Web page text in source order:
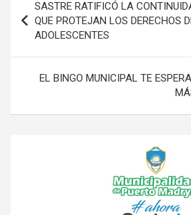
de
entradas
SASTRE RATIFICÓ LA
QUE PROTEJAN LOS DERECHOS
ADOLESCENTES
EL BINGO MUNICIPAL TE